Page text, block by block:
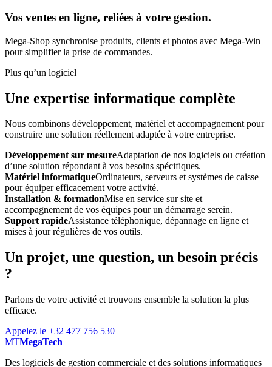
Vos ventes en ligne, reliées à votre gestion.
Mega-Shop synchronise produits, clients et photos avec Mega-Win
pour simplifier la prise de commandes.
Plus qu’un logiciel
Une expertise informatique complète
Nous combinons développement, matériel et accompagnement pour
construire une solution réellement adaptée à votre entreprise.
Développement sur mesureAdaptation de nos logiciels ou création
d’une solution répondant à vos besoins spécifiques.
Matériel informatiqueOrdinateurs, serveurs et systèmes de caisse
pour équiper efficacement votre activité.
Installation & formationMise en service sur site et
accompagnement de vos équipes pour un démarrage serein.
Support rapideAssistance téléphonique, dépannage en ligne et
mises à jour régulières de vos outils.
Un projet, une question, un besoin précis
?
Parlons de votre activité et trouvons ensemble la solution la plus
efficace.
Appelez le +32 477 756 530
MTMegaTech
Des logiciels de gestion commerciale et des solutions informatiques